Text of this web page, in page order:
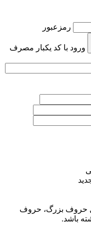
رمزعبور
ورود با کد یکبار مصرف
حروف بزرگ، حروف